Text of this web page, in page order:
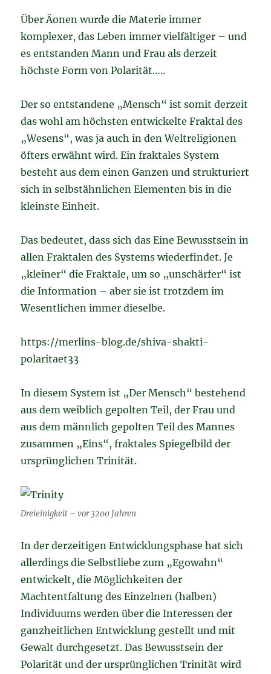
Über Äonen wurde die Materie immer
komplexer, das Leben immer vielfältiger – und
es entstanden Mann und Frau als derzeit
höchste Form von Polarität…..
Der so entstandene „Mensch“ ist somit derzeit
das wohl am höchsten entwickelte Fraktal des
„Wesens“, was ja auch in den Weltreligionen
öfters erwähnt wird. Ein fraktales System
besteht aus dem einen Ganzen und strukturiert
sich in selbstähnlichen Elementen bis in die
kleinste Einheit.
Das bedeutet, dass sich das Eine Bewusstsein in
allen Fraktalen des Systems wiederfindet. Je
„kleiner“ die Fraktale, um so „unschärfer“ ist
die Information – aber sie ist trotzdem im
Wesentlichen immer dieselbe.
https://merlins-blog.de/shiva-shakti-
polaritaet33
In diesem System ist „Der Mensch“ bestehend
aus dem weiblich gepolten Teil, der Frau und
aus dem männlich gepolten Teil des Mannes
zusammen „Eins“, fraktales Spiegelbild der
ursprünglichen Trinität.
Dreieinigkeit – vor 3200 Jahren
In der derzeitigen Entwicklungsphase hat sich
allerdings die Selbstliebe zum „Egowahn“
entwickelt, die Möglichkeiten der
Machtentfaltung des Einzelnen (halben)
Individuums werden über die Interessen der
ganzheitlichen Entwicklung gestellt und mit
Gewalt durchgesetzt. Das Bewusstsein der
Polarität und der ursprünglichen Trinität wird